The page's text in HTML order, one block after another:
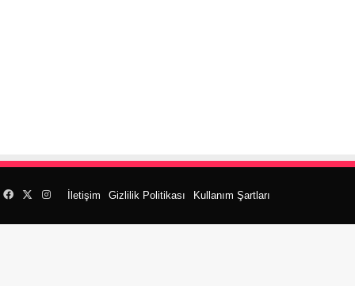
İletişim Gizlilik Politikası Kullanım Şartları
Facebook
X Instagram